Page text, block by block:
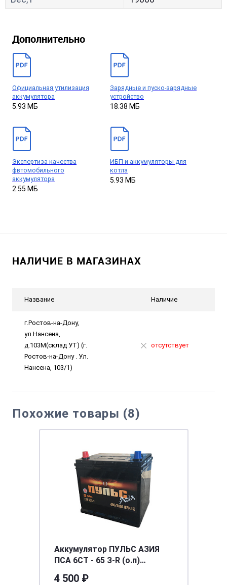
Дополнительно
Официальная утилизация
аккумулятора
5.93 МБ
Зарядные и пуско-зарядные
устройство
18.38 МБ
Экспертиза качества
фвтомобильного
аккумулятора
2.55 МБ
ИБП и аккумуляторы для
котла
5.93 МБ
НАЛИЧИЕ В МАГАЗИНАХ
Название Наличие
г.Ростов-на-Дону,
ул.Нансена,
д.103М(склад УТ) (г.
Ростов-на-Дону . Ул.
Нансена, 103/1)
отсутствует
Похожие товары (8)
Аккумулятор ПУЛЬС АЗИЯ
ПСА 6СТ - 65 З-R (о.п)
4 500 ₽